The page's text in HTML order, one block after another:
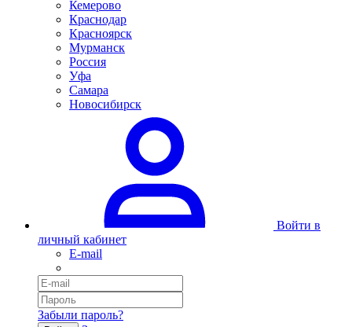
Кемерово
Краснодар
Красноярск
Мурманск
Россия
Уфа
Самара
Новосибирск
Войти в
личный кабинет
E-mail
Забыли пароль?